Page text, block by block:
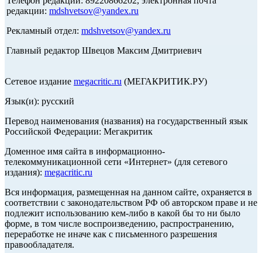
редакции: mdshvetsov@yandex.ru
Рекламный отдел: mdshvetsov@yandex.ru
Главный редактор Швецов Максим Дмитриевич
Сетевое издание megacritic.ru (МЕГАКРИТИК.РУ)
Язык(и): русский
Перевод наименования (названия) на государственный язык
Российской Федерации: Мегакритик
Доменное имя сайта в информационно-
телекоммуникационной сети «Интернет» (для сетевого
издания): megacritic.ru
Вся информация, размещенная на данном сайте, охраняется в
соответствии с законодательством РФ об авторском праве и не
подлежит использованию кем-либо в какой бы то ни было
форме, в том числе воспроизведению, распространению,
переработке не иначе как с письменного разрешения
правообладателя.